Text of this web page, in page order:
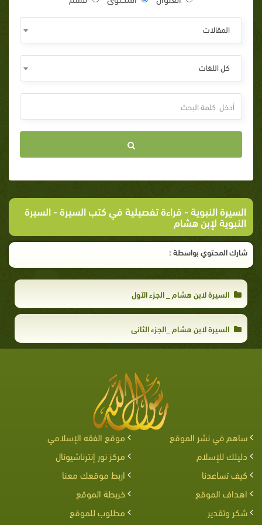
المقالات
كل اللغات
السيرة النبوية-قراءة تفصيلية في كتب السيرة- السيرة
النبوية لإبن هشام
شارك المحتوي بواسطة :
السيرة لابن هشام _ الجزء الآول
السيرة لابن هشام _الجزء الثاني
ساهم في نشر الموقع
موقع الفقه الإسلامي
دليلك للإسلام
مركز نور إنترناشيونال
كيف تساعدنا
اربط موقعك معنا
اهداف الموقع
خريطة الموقع
شكر وتقدير
مطلوب للموقع